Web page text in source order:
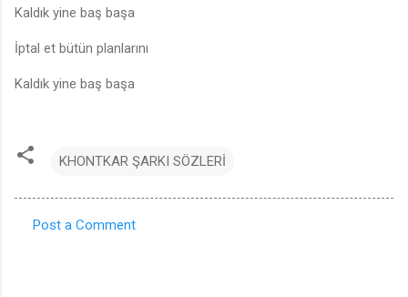
Kaldık yine baş başa
İptal et bütün planlarını
Kaldık yine baş başa
KHONTKAR ŞARKI SÖZLERİ
Post a Comment